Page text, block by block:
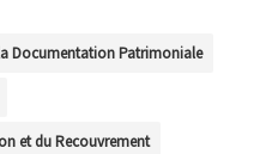
Documentation Patrimoniale
et du Recouvrement